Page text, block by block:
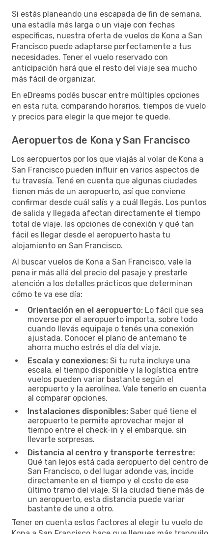
Si estás planeando una escapada de fin de semana,
una estadía más larga o un viaje con fechas
específicas, nuestra oferta de vuelos de Kona a San
Francisco puede adaptarse perfectamente a tus
necesidades. Tener el vuelo reservado con
anticipación hará que el resto del viaje sea mucho
más fácil de organizar.
En eDreams podés buscar entre múltiples opciones
en esta ruta, comparando horarios, tiempos de vuelo
y precios para elegir la que mejor te quede.
Aeropuertos de Kona y San Francisco
Los aeropuertos por los que viajás al volar de Kona a
San Francisco pueden influir en varios aspectos de
tu travesía. Tené en cuenta que algunas ciudades
tienen más de un aeropuerto, así que conviene
confirmar desde cuál salís y a cuál llegás. Los puntos
de salida y llegada afectan directamente el tiempo
total de viaje, las opciones de conexión y qué tan
fácil es llegar desde el aeropuerto hasta tu
alojamiento en San Francisco.
Al buscar vuelos de Kona a San Francisco, vale la
pena ir más allá del precio del pasaje y prestarle
atención a los detalles prácticos que determinan
cómo te va ese día:
Orientación en el aeropuerto: Lo fácil que sea
moverse por el aeropuerto importa, sobre todo
cuando llevás equipaje o tenés una conexión
ajustada. Conocer el plano de antemano te
ahorra mucho estrés el día del viaje.
Escala y conexiones: Si tu ruta incluye una
escala, el tiempo disponible y la logística entre
vuelos pueden variar bastante según el
aeropuerto y la aerolínea. Vale tenerlo en cuenta
al comparar opciones.
Instalaciones disponibles: Saber qué tiene el
aeropuerto te permite aprovechar mejor el
tiempo entre el check-in y el embarque, sin
llevarte sorpresas.
Distancia al centro y transporte terrestre:
Qué tan lejos está cada aeropuerto del centro de
San Francisco, o del lugar adonde vas, incide
directamente en el tiempo y el costo de ese
último tramo del viaje. Si la ciudad tiene más de
un aeropuerto, esta distancia puede variar
bastante de uno a otro.
Tener en cuenta estos factores al elegir tu vuelo de